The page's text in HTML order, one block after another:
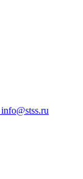
info@stss.ru